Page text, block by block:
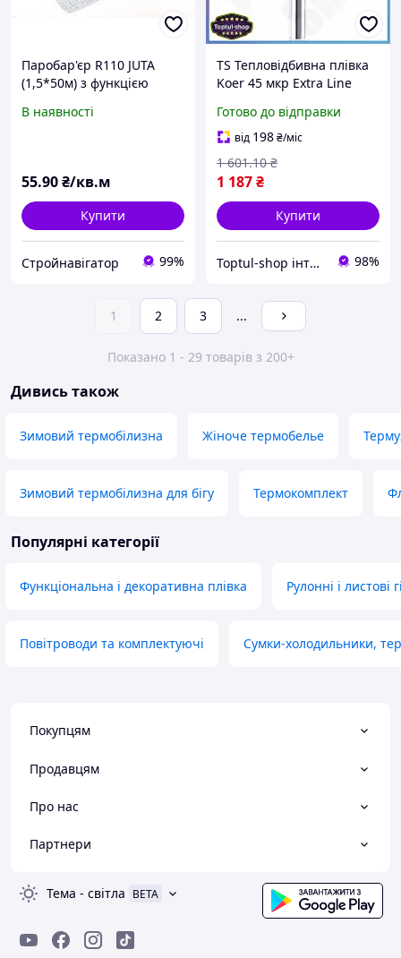
Паробар'єр R110 JUTA
(1,5*50м) з функцією
(Чехія)
В наявності
55.90₴/кв.м
Купити
Стройнавігатор 99%
TS Тепловідбивна плівка
Koer 45 мкр Extra Line
теплої підлоги плівка, що
відбиває тепло SHT55_Q
Готово до відправки
від 198₴/міс
1 187₴
1 601.10 ₴
Купити
Toptul-shop інтернет магазин 98%
1 2 3 ...
Показано 1 - 29 товарів з 200+
Дивись також
Зимовий термобілизна Жіноче термобелье
Зимовий термобілизна для бігу Термокомплект
Популярні категорії
Функціональна і декоративна плівка Рулонні і листові
Повітроводи та комплектуючі Сумки-холодильники,
Покупцям
Продавцям
Про нас
Партнери
Тема - світла BETA